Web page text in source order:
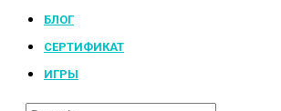
БЛОГ
СЕРТИФИКАТ
ИГРЫ